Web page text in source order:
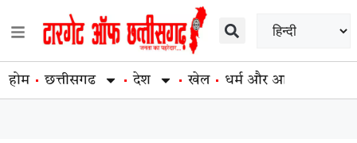
होम छत्तीसगढ देश खेल धर्म और आस्था